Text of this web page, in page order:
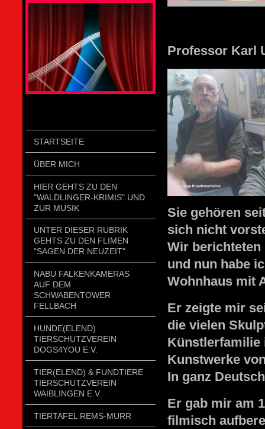
STARTSEITE
ÜBER MICH
HIER GEHTS ZU DEN
"WALDLINGER-KRIMIS" UND
ZUR MUSIK
UNTER DIESER RUBRIK
GEHTS ZU DEN FLIMEN
"SAGEN DER NEUZEIT"
NABU FALKENKAMERAS
AUF DEM
SCHWABENTOWER
FELLBACH
HUNDE(ELEND)
TIERSCHUTZVEREIN
DOGS4YOU E.V.
TIER(ELEND) & FUNDTIERE
TIERSCHUTZVEREIN
WAIBLINGEN E.V.
TIERTAFEL REMS-MURR
Professor Karl
Sie gehören
sich nicht
Wir berichteten
und nun habe
Wohnhaus mit
Er zeigte mir
die vielen
Künstlerfamilie
Kunstwerke
In ganz
Er gab mir am
filmisch